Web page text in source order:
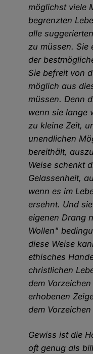
möglichst viele
begrenzten
alle
zu müssen. Sie
der
Sie befreit von
möglich aus
müssen. Denn
wenn sie lange
zu kleine Zeit,
unendlichen
bereithält,
Weise schenkt
Gelassenheit,
wenn es im
ersehnt. Und
eigenen Drang
Wollen"
diese Weise
ethisches
christlichen
dem
erhobenen
dem
Gewiss ist die
oft genug als